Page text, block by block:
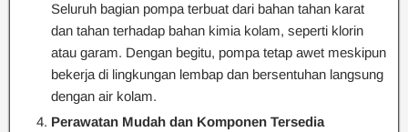
Seluruh bagian pompa terbuat dari bahan tahan karat
dan tahan terhadap bahan kimia kolam, seperti klorin
atau garam. Dengan begitu, pompa tetap awet meskipun
bekerja di lingkungan lembap dan bersentuhan langsung
dengan air kolam.
Perawatan Mudah dan Komponen Tersedia